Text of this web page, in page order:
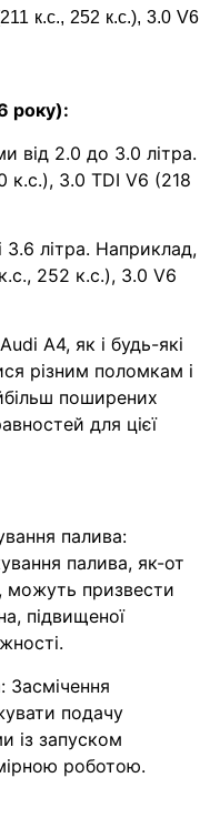
к.с., 252 к.с.), 3.0 V6
року):
від 2.0 до 3.0 літра.
к.с.), 3.0 TDI V6 (218
3.6 літра. Наприклад,
252 к.с.), 3.0 V6
A4, як і будь-які
різним поломкам і
поширених
для цієї
палива:
палива, як-от
можуть призвести
підвищеної
Засмічення
подачу
із запуском
роботою.